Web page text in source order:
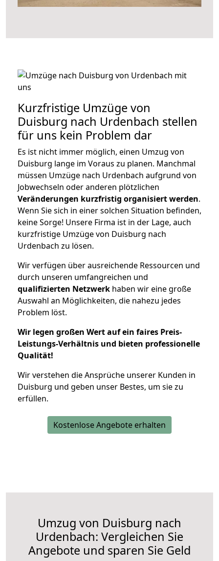
Kurzfristige Umzüge von
Duisburg nach Urdenbach stellen
für uns kein Problem dar
Es ist nicht immer möglich, einen Umzug von
Duisburg lange im Voraus zu planen. Manchmal
müssen Umzüge nach Urdenbach aufgrund von
Jobwechseln oder anderen plötzlichen
Veränderungen kurzfristig organisiert werden.
Wenn Sie sich in einer solchen Situation befinden,
keine Sorge! Unsere Firma ist in der Lage, auch
kurzfristige Umzüge von Duisburg nach
Urdenbach zu lösen.
Wir verfügen über ausreichende Ressourcen und
durch unseren umfangreichen und
qualifizierten Netzwerk haben wir eine große
Auswahl an Möglichkeiten, die nahezu jedes
Problem löst.
Wir legen großen Wert auf ein faires Preis-
Leistungs-Verhältnis und bieten professionelle
Qualität!
Wir verstehen die Ansprüche unserer Kunden in
Duisburg und geben unser Bestes, um sie zu
erfüllen.
Kostenlose Angebote erhalten
Umzug von Duisburg nach
Urdenbach: Vergleichen Sie
Angebote und sparen Sie Geld